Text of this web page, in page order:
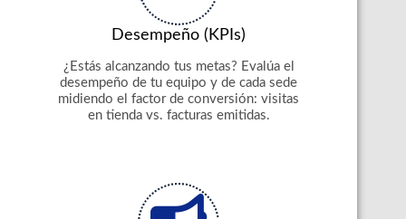
Desempeño (KPIs)
¿Estás alcanzando tus metas? Evalúa el
desempeño de tu equipo y de cada sede
midiendo el factor de conversión: visitas
en tienda vs. facturas emitidas.